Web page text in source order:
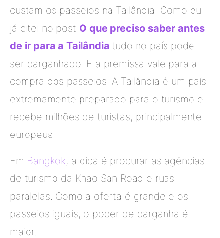
custam os passeios na Tailândia. Como eu
já citei no post O que preciso saber antes
de ir para a Tailândia tudo no país pode
ser barganhado. E a premissa vale para a
compra dos passeios. A Tailândia é um país
extremamente preparado para o turismo e
recebe milhões de turistas, principalmente
europeus.
Em Bangkok, a dica é procurar as agências
de turismo da Khao San Road e ruas
paralelas. Como a oferta é grande e os
passeios iguais, o poder de barganha é
maior.